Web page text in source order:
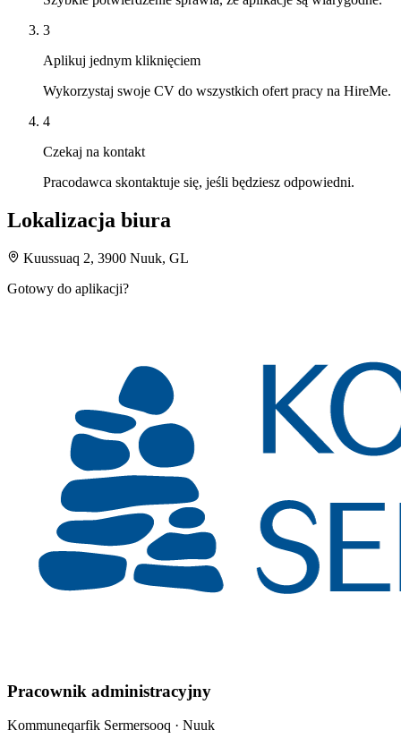
3
Aplikuj jednym kliknięciem
Wykorzystaj swoje CV do wszystkich ofert pracy na HireMe.
4
Czekaj na kontakt
Pracodawca skontaktuje się, jeśli będziesz odpowiedni.
Lokalizacja biura
Kuussuaq 2, 3900 Nuuk, GL
Gotowy do aplikacji?
Pracownik administracyjny
Kommuneqarfik Sermersooq · Nuuk